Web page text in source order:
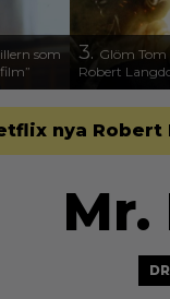
som
3. Glöm Tom
Robert
nya
Mr.